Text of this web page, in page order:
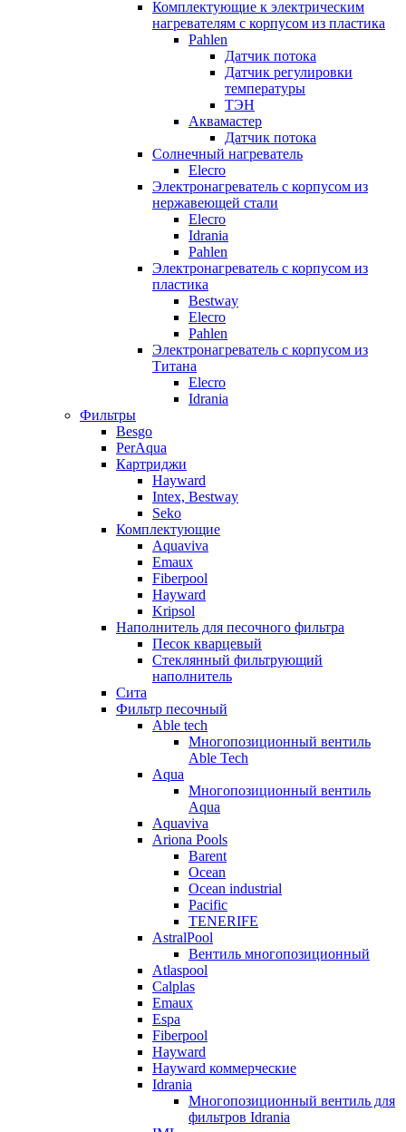
Комплектующие к электрическим
нагревателям с корпусом из пластика
Pahlen
Датчик потока
Датчик регулировки
температуры
ТЭН
Аквамастер
Датчик потока
Солнечный нагреватель
Elecro
Электронагреватель с корпусом из
нержавеющей стали
Elecro
Idrania
Pahlen
Электронагреватель с корпусом из
пластика
Bestway
Elecro
Pahlen
Электронагреватель с корпусом из
Титана
Elecro
Idrania
Фильтры
Besgo
PerAqua
Картриджи
Hayward
Intex, Bestway
Seko
Комплектующие
Aquaviva
Emaux
Fiberpool
Hayward
Kripsol
Наполнитель для песочного фильтра
Песок кварцевый
Стеклянный фильтрующий
наполнитель
Сита
Фильтр песочный
Able tech
Многопозиционный вентиль
Able Tech
Aqua
Многопозиционный вентиль
Aqua
Aquaviva
Ariona Pools
Barent
Ocean
Ocean industrial
Pacific
TENERIFE
AstralPool
Вентиль многопозиционный
Atlaspool
Calplas
Emaux
Espa
Fiberpool
Hayward
Hayward коммерческие
Idrania
Многопозиционный вентиль для
фильтров Idrania